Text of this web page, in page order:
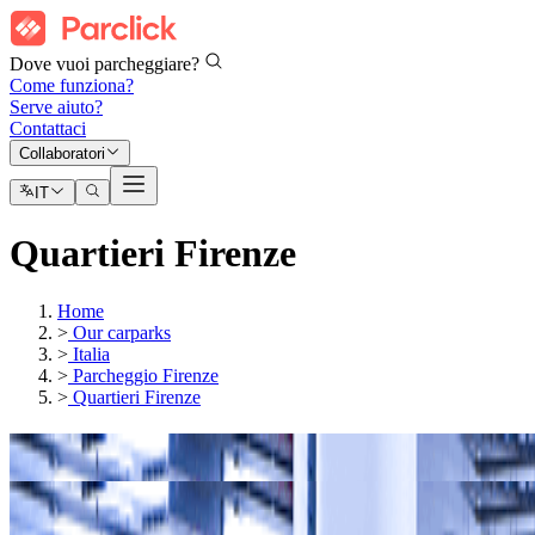
Dove vuoi parcheggiare?
Come funziona?
Serve aiuto?
Contattaci
Collaboratori
IT
Quartieri Firenze
Home
> Our carparks
> Italia
> Parcheggio Firenze
> Quartieri Firenze
I nostri parcheggi a Campo di Marte
I nostri parcheggi a Oltrarno